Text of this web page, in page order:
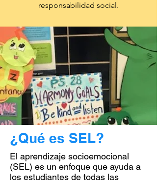
responsabilidad social.
¿Qué es SEL?
El aprendizaje socioemocional
(SEL) es un enfoque que ayuda a
los estudiantes de todas las